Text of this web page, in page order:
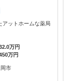
アットホームな薬局
万円
万円
市